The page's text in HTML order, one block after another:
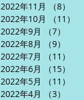
2022年11月
（8）
2022年10月
（11）
2022年9月
（7）
2022年8月
（9）
2022年7月
（11）
2022年6月
（15）
2022年5月
（11）
2022年4月
（3）